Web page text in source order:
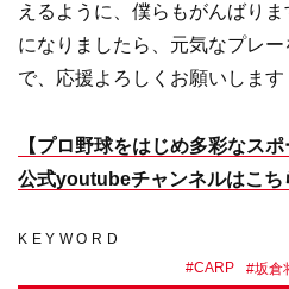
えるように、僕らもがんばり
になりましたら、元気なプレ
で、応援よろしくお願いします
【プロ野球をはじめ多彩なス
公式youtubeチャンネルはこち
KEYWORD
#CARP #坂倉